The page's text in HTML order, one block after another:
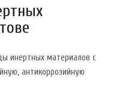
инертных материалов с
антикоррозийную